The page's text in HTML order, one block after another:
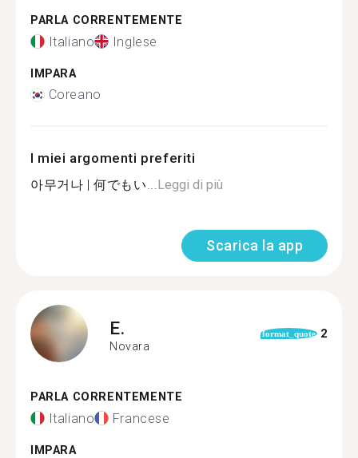
PARLA CORRENTEMENTE
Italiano Inglese
IMPARA
Coreano
I miei argomenti preferiti
아무거나 | 何でもい...Leggi di più
Scarica la app
E.
Novara
format_quote 2
PARLA CORRENTEMENTE
Italiano Francese
IMPARA